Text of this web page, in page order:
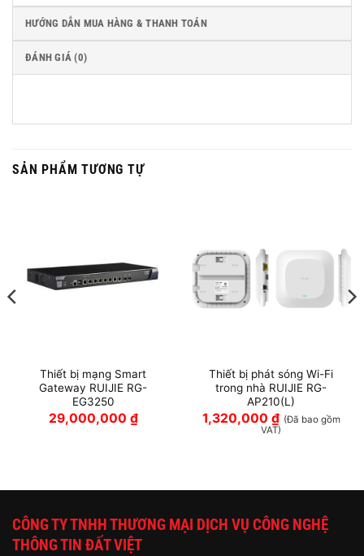
HƯỚNG DẪN MUA HÀNG & THANH TOÁN
ĐÁNH GIÁ (0)
SẢN PHẨM TƯƠNG TỰ
Thiết bị mạng Smart
Gateway RUIJIE RG-
EG3250
29,000,000 ₫
Thiết bị phát sóng Wi-Fi
trong nhà RUIJIE RG-
AP210(L)
1,320,000 ₫ (Đã bao gồm
VAT)
CÔNG TY TNHH THƯƠNG MẠI DỊCH VỤ CÔNG NGHỆ
THÔNG TIN ĐẤT VIỆT